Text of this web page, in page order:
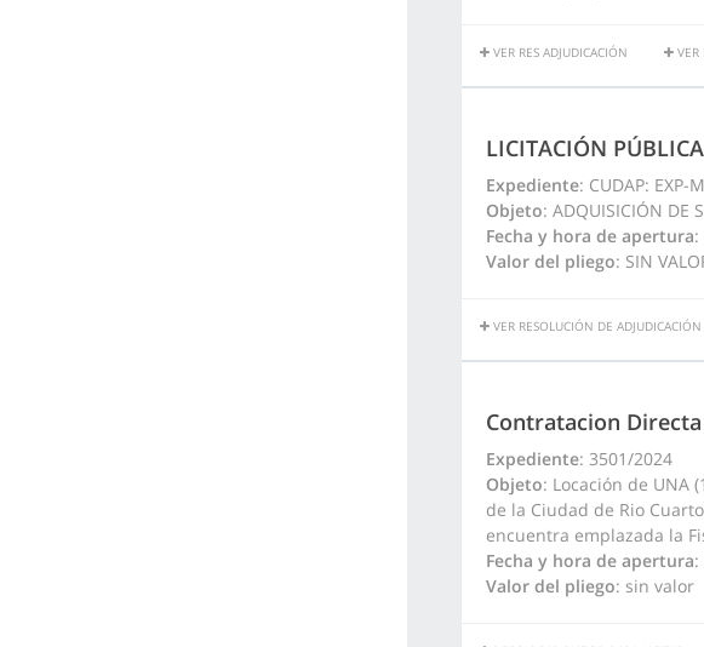
VER RES ADJUDICACIÓN
LICITACIÓN
Expediente: CUDAP: EXP-
Objeto: ADQUISICIÓN DE
Fecha y hora de apertura:
Valor del pliego: SIN
VER RESOLUCIÓN DE ADJUDICACIÓN
Contratacion
Expediente: 3501/2024
Objeto: Locación de UNA
de la Ciudad de Rio
encuentra emplazada la
Fecha y hora de apertura:
Valor del pliego: sin valor